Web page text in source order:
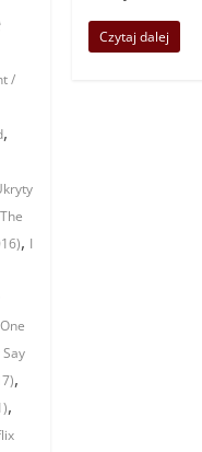
/
,
, I
,
,
Czytaj dalej